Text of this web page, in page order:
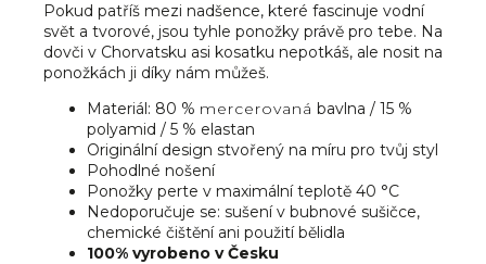
Pokud patříš mezi nadšence, které fascinuje vodní
svět a tvorové, jsou tyhle ponožky právě pro tebe. Na
dovči v Chorvatsku asi kosatku nepotkáš, ale nosit na
ponožkách ji díky nám můžeš.
Materiál: 80 % mercerovaná bavlna / 15 %
polyamid / 5 % elastan
Originální design stvořený na míru pro tvůj styl
Pohodlné nošení
Ponožky perte v maximální teplotě 40 °C
Nedoporučuje se: sušení v bubnové sušičce,
chemické čištění ani použití bělidla
100% vyrobeno v Česku